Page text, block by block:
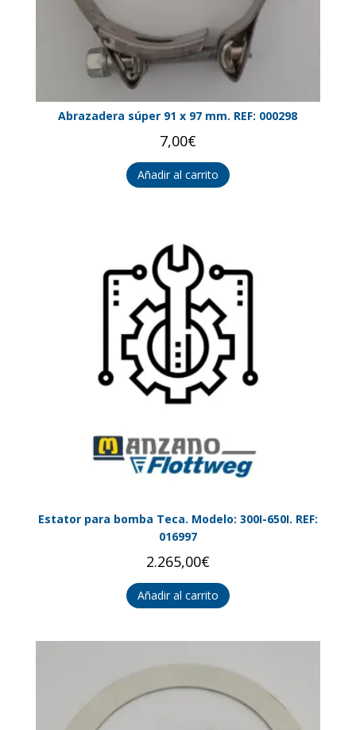
Abrazadera súper 91 x 97 mm. REF: 000298
7,00€
Añadir al carrito
Estator para bomba Teca. Modelo: 300I-650I. REF:
016997
2.265,00€
Añadir al carrito